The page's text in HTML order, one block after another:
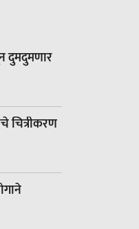
दुमदुमणार
चित्रीकरण